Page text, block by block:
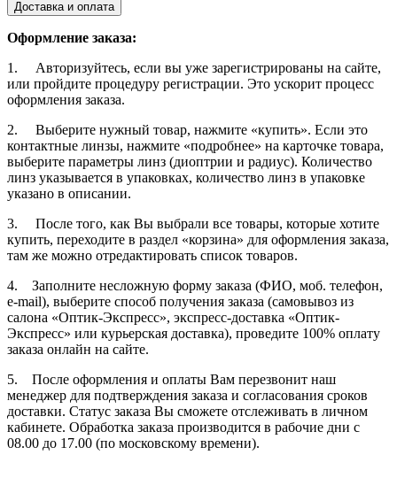
Доставка и оплата
Оформление заказа:
1. Авторизуйтесь, если вы уже зарегистрированы на сайте,
или пройдите процедуру регистрации. Это ускорит процесс
оформления заказа.
2. Выберите нужный товар, нажмите «купить». Если это
контактные линзы, нажмите «подробнее» на карточке товара,
выберите параметры линз (диоптрии и радиус). Количество
линз указывается в упаковках, количество линз в упаковке
указано в описании.
3. После того, как Вы выбрали все товары, которые хотите
купить, переходите в раздел «корзина» для оформления заказа,
там же можно отредактировать список товаров.
4. Заполните несложную форму заказа (ФИО, моб. телефон,
e-mail), выберите способ получения заказа (самовывоз из
салона «Оптик-Экспресс», экспресс-доставка «Оптик-
Экспресс» или курьерская доставка), проведите 100% оплату
заказа онлайн на сайте.
5. После оформления и оплаты Вам перезвонит наш
менеджер для подтверждения заказа и согласования сроков
доставки. Статус заказа Вы сможете отслеживать в личном
кабинете. Обработка заказа производится в рабочие дни с
08.00 до 17.00 (по московскому времени).